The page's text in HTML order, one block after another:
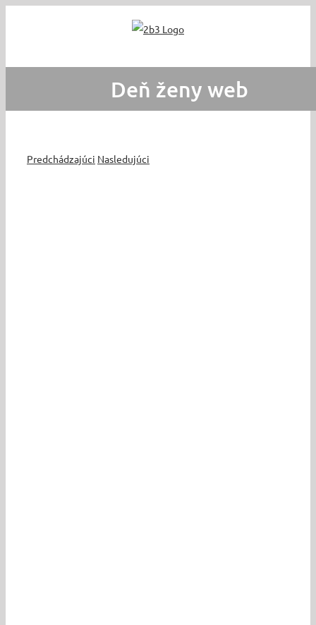
Deň ženy web
Predchádzajúci Nasledujúci